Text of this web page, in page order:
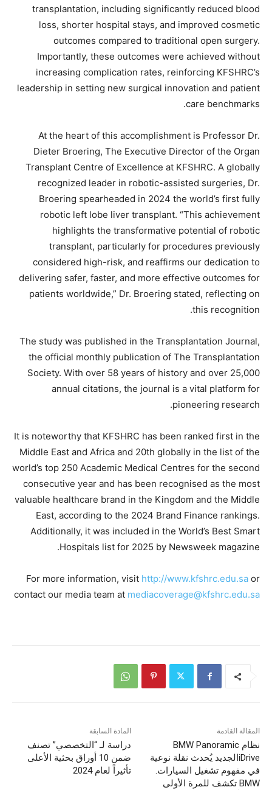
transplantation, including significantly reduced blood
loss, shorter hospital stays, and improved cosmetic
outcomes compared to traditional open surgery.
Importantly, these outcomes were achieved without
increasing complication rates, reinforcing KFSHRC’s
leadership in setting new surgical innovation and patient
care benchmarks.
At the heart of this accomplishment is Professor Dr.
Dieter Broering, The Executive Director of the Organ
Transplant Centre of Excellence at KFSHRC. A globally
recognized leader in robotic-assisted surgeries, Dr.
Broering spearheaded in 2024 the world’s first fully
robotic left lobe liver transplant. “This achievement
highlights the transformative potential of robotic
transplant, particularly for procedures previously
considered high-risk, and reaffirms our dedication to
delivering safer, faster, and more effective outcomes for
patients worldwide,” Dr. Broering stated, reflecting on
this recognition.
The study was published in the Transplantation Journal,
the official monthly publication of The Transplantation
Society. With over 58 years of history and over 25,000
annual citations, the journal is a vital platform for
pioneering research.
It is noteworthy that KFSHRC has been ranked first in the
Middle East and Africa and 20th globally in the list of the
world’s top 250 Academic Medical Centres for the second
consecutive year and has been recognised as the most
valuable healthcare brand in the Kingdom and the Middle
East, according to the 2024 Brand Finance rankings.
Additionally, it was included in the World’s Best Smart
Hospitals list for 2025 by Newsweek magazine.
For more information, visit http://www.kfshrc.edu.sa or
contact our media team at mediacoverage@kfshrc.edu.sa
المادة السابقة
دراسة لـ “التخصصي” تصنف
ضمن 10 أوراق بحثية الأعلى
تأثيراً لعام 2024
المقالة القادمة
نظام BMW Panoramic
iDriveالجديد يُحدث نقلة نوعية
في مفهوم تشغيل السيارات.
BMW تكشف للمرة الأولى